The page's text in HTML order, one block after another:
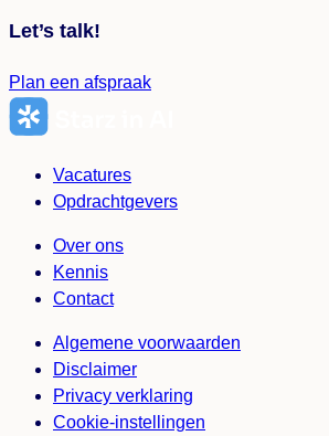
Let’s talk!
Plan een afspraak
Vacatures
Opdrachtgevers
Over ons
Kennis
Contact
Algemene voorwaarden
Disclaimer
Privacy verklaring
Cookie-instellingen